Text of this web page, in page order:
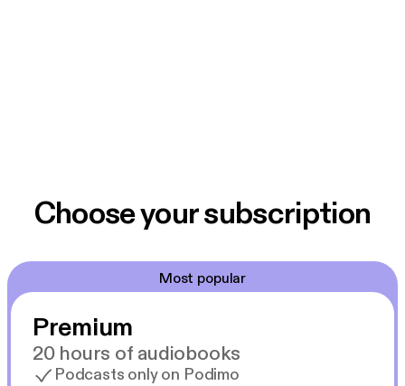
Choose your subscription
Most popular
Premium
20 hours of audiobooks
Podcasts only on Podimo